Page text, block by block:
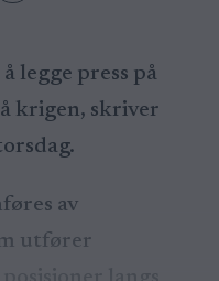
legge press på
krigen, skriver
av
utfører